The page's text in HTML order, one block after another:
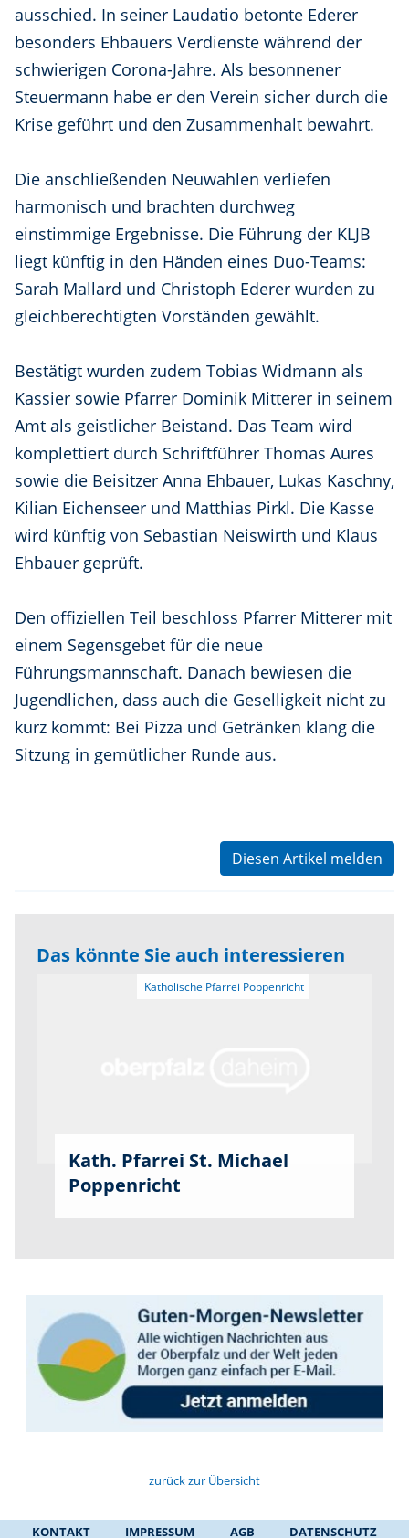
ausschied. In seiner Laudatio betonte Ederer
besonders Ehbauers Verdienste während der
schwierigen Corona-Jahre. Als besonnener
Steuermann habe er den Verein sicher durch die
Krise geführt und den Zusammenhalt bewahrt.
Die anschließenden Neuwahlen verliefen
harmonisch und brachten durchweg
einstimmige Ergebnisse. Die Führung der KLJB
liegt künftig in den Händen eines Duo-Teams:
Sarah Mallard und Christoph Ederer wurden zu
gleichberechtigten Vorständen gewählt.
Bestätigt wurden zudem Tobias Widmann als
Kassier sowie Pfarrer Dominik Mitterer in seinem
Amt als geistlicher Beistand. Das Team wird
komplettiert durch Schriftführer Thomas Aures
sowie die Beisitzer Anna Ehbauer, Lukas Kaschny,
Kilian Eichenseer und Matthias Pirkl. Die Kasse
wird künftig von Sebastian Neiswirth und Klaus
Ehbauer geprüft.
Den offiziellen Teil beschloss Pfarrer Mitterer mit
einem Segensgebet für die neue
Führungsmannschaft. Danach bewiesen die
Jugendlichen, dass auch die Geselligkeit nicht zu
kurz kommt: Bei Pizza und Getränken klang die
Sitzung in gemütlicher Runde aus.
Diesen Artikel melden
Das könnte Sie auch interessieren
Kath. Pfarrei St. Michael
Poppenricht
zurück zur Übersicht
KONTAKT IMPRESSUM AGB DATENSCHUTZ